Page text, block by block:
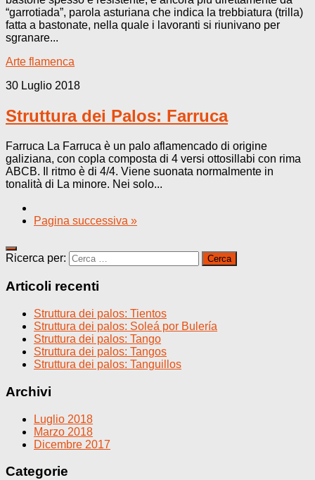
“garrotiada”, parola asturiana che indica la trebbiatura (trilla)
fatta a bastonate, nella quale i lavoranti si riunivano per
sgranare...
Arte flamenca
30 Luglio 2018
Struttura dei Palos: Farruca
Farruca La Farruca è un palo aflamencado di origine
galiziana, con copla composta di 4 versi ottosillabi con rima
ABCB. Il ritmo è di 4/4. Viene suonata normalmente in
tonalità di La minore. Nei solo...
Pagina successiva »
Ricerca per:
Articoli recenti
Struttura dei palos: Tientos
Struttura dei palos: Soleá por Bulería
Struttura dei palos: Tango
Struttura dei palos: Tangos
Struttura dei palos: Tanguillos
Archivi
Luglio 2018
Marzo 2018
Dicembre 2017
Categorie